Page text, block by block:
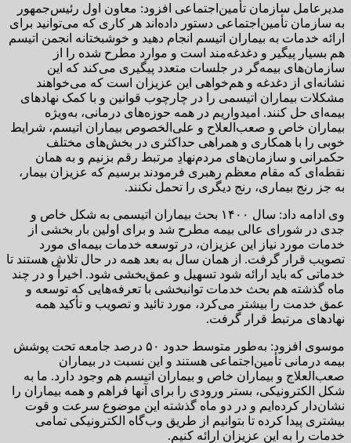
مدیرعامل سازمان تأمین‌اجتماعی افزود: معاون اول رئیس‌جمهور
به سازمان تأمین‌اجتماعی دستور داده‌اند هر کاری که می‌توانید برای
ارائه خدمات به بیماران اتیسم انجام دهید و خوشبختانه انجمن اتیسم
هم بسیار پیگیر و دغدغه‌مند است و موارد مطرح شده را از
سازمان‌های بیمه‌گر در جلسات متعدد پیگیری می‌کند که این
نشانه‌ای از دغدغه و هم‌خواهی این عزیزان است که می‌خواهند
مشکلات بیماران اتیسمی را در چارچوب قوانین و با کمک نهادهای
بیمه‌ای حل کنند. امیدواریم در همه حوزه‌های درمانی، به‌ویژه
بیماران خاص و صعب‌العلاح و علی‌الخصوص بیماران اتیسم، شرایط
خوبی را با همکاری و همراهی حداکثری در بخش‌های مختلف
حکمرانی و سازمان‌های مردم‌نهادِ مرتبط رقم بزنیم و به همان
نقطه‌ای که مقام معظم رهبری فرمودند برسیم که عزیزان بیمار،
به جز رنج بیماری، رنج دیگری را تحمل نکنند.
وی ادامه داد: سال ۱۴۰۰ بحث بیماران اتیسمی به شکل خاص و
جدی در شورای عالی بیمه مطرح شد و برای اولین بار بخشی از
خدمات مورد نیاز این عزیزان، در توسعه خدمات بیمه‌ای مورد
تصویب قرار گرفت. از همان سال به بعد همه در حال تلاش هستند تا
خدماتی که باید ارائه شود تسهیل و عمق‌بخشی شود. اخیراً و در چند
ماه گذشته هم بحث خدمات توانبخشی با تعرفه‌هایی که توسعه و
عمق خدمت را بیشتر می‌کرد، مورد تائید و تصویب و تأکید همه
نهادهای مرتبط قرار گرفت.
موسوی افزود: به‌طور متوسط حدود ۵۰ درصد جامعه تحت پوشش
بیمه درمانی تأمین‌اجتماعی هستند و این نسبت در بیماران
صعب‌العلاج و بیماران خاص و بیماران اتیسم هم وجود دارد. ما به
شکل الکترونیکی، بستر ورودی را برای آنها فراهم و همه بیماران را
نشان‌دار کرده‌ایم و در دو ماه گذشته این موضوع سرعت و قوت
بیشتری پیدا کرده تا بتوانیم از طریق وب‌گاه الکترونیکی تمامی
خدمات را به این عزیزان ارائه کنیم.